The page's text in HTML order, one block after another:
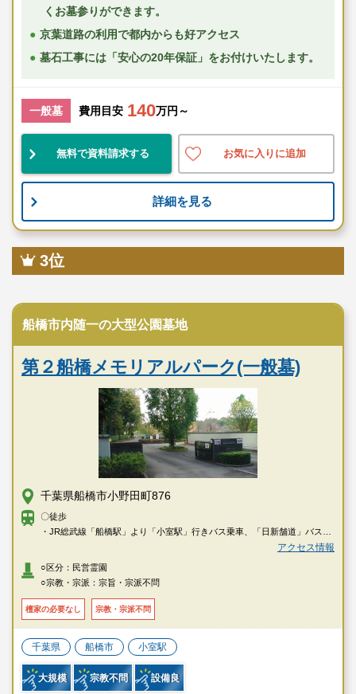
くお墓参りができます。
京葉道路の利用で都内からも好アクセス
墓石工事には「安心の20年保証」をお付けいたします。
一般墓 費用目安 140万円～
無料で資料請求する お気に入りに追加
詳細を見る
3位
船橋市内随一の大型公園墓地
第２船橋メモリアルパーク(一般墓)
千葉県船橋市小野田町876
〇徒歩
・JR総武線「船橋駅」より「小室駅」行きバス乗車、「日新舗道」バス停
〇車
・京葉道路「花輪I.C」より約20分
・常磐自動車道「柏I.C」より約30分
アクセス情報
○区分：民営霊園
○宗教・宗派：宗旨・宗派不問
檀家の必要なし 宗教・宗派不問
千葉県 船橋市 小室駅
大規模 宗教不問 設備良